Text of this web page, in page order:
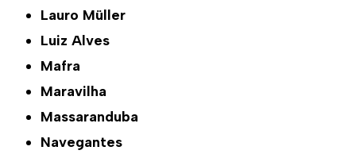
Lauro Müller
Luiz Alves
Mafra
Maravilha
Massaranduba
Navegantes